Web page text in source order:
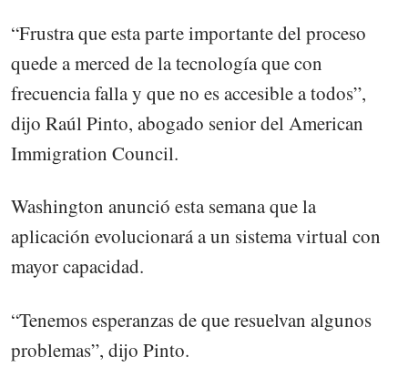
“Frustra que esta parte importante del proceso
quede a merced de la tecnología que con
frecuencia falla y que no es accesible a todos”,
dijo Raúl Pinto, abogado senior del American
Immigration Council.
Washington anunció esta semana que la
aplicación evolucionará a un sistema virtual con
mayor capacidad.
“Tenemos esperanzas de que resuelvan algunos
problemas”, dijo Pinto.